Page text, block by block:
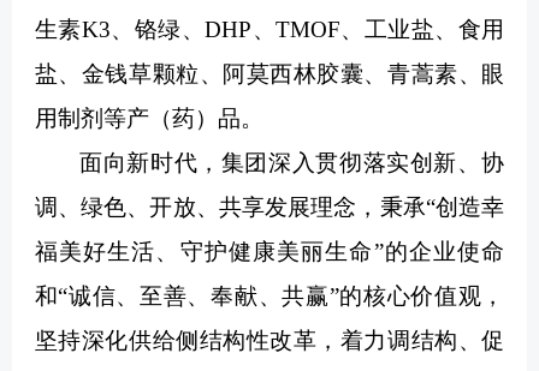
生素K3、铬绿、DHP、TMOF、工业盐、食用
盐、金钱草颗粒、阿莫西林胶囊、青蒿素、眼
用制剂等产（药）品。
面向新时代，集团深入贯彻落实创新、协
调、绿色、开放、共享发展理念，秉承“创造幸
福美好生活、守护健康美丽生命”的企业使命
和“诚信、至善、奉献、共赢”的核心价值观，
坚持深化供给侧结构性改革，着力调结构、促